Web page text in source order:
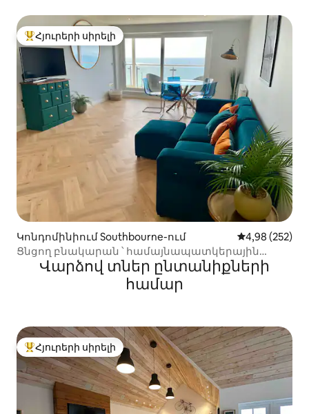
Հյուրերի սիրելի լավագույն տները
Հյուրերի սիրելի
Կոնդոմինիում Southbourne-ում Միջին
4,98 (252)
Ցնցող բնակարան ՝ համայնապատկերային
ծովային տեսարաններով
Վարձով տներ ընտանիքների
համար
Հյուրերի սիրելի լավագույն տները
Հյուրերի սիրելի